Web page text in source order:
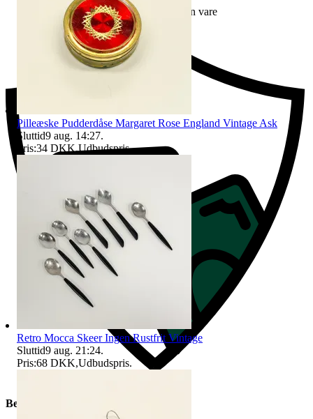
Erstatning hvis du ikke modtager din vare
Beskrivelse
Pilleæske Pudderdåse Margaret Rose England Vintage Ask
Sluttid9 aug. 14:27.
Pris:34 DKK,Udbudspris.
Retro Mocca Skeer Ingen Rustfrit Vintage
Sluttid9 aug. 21:24.
Pris:68 DKK,Udbudspris.